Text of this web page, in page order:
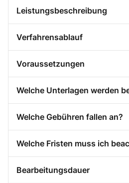
Leistungsbeschreibung
Verfahrensablauf
Voraussetzungen
Welche Unterlagen werden
Welche Gebühren fallen an?
Welche Fristen muss ich
Bearbeitungsdauer